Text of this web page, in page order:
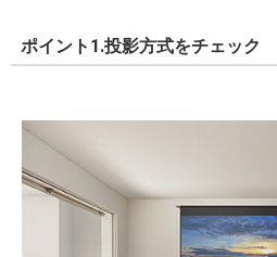
ポイント1.投影方式をチェック